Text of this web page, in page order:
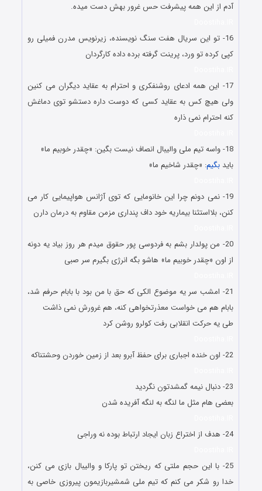
آدم از این همه پیشرفت حس غرور بهش دست میده.
16- تو این سریال هفت سنگ نویسنده، زیرنویس مدرن فمیلی رو
کپی کرده تو ورد، پرینت گرفته برده داده کارگردان
17- این همه ادعای روشنفکری و احترام به عقاید دیگران می کنین
ولی هیچ کس به عقاید کسی که دوست داره دستشو توی دماغش
کنه احترام نمی ذاره
18- واسه تیم ملی والیبال انصاف نیست بگین: «چقدر خوبیم ما»
بایدبگیم: «چقدر شاخیم ما»
19- نمی دونم چرا این خانومایی که توی آژانس هواپیمایی کار می
کنن، بلااستثنا بیماریه خود داف پنداری مزمن مقاوم به درمان دارن
20- من پولدار بشم به فردوسی پور حقوق میدم هر روز بیاد یه دونه
از اون «چقدر خوبیم ما» هاشو بگه انرژی بگیرم سر صبی
21- امشب سر یه موضوع الکی که حق با من بود با بابام حرفم شد،
بابام هم می خواست معذرتخواهی کنه، هم غرورش نمی ذاشت
طی یه حرکت انقلابی رفت کولرو روشن کرد
22- اون خنده اجباری برای حفظ آبرو بعد از زمین خوردن وحشتناکه
23- دنبال نیمه گمشدتون نگردید
بعضی هام مثل ما لنگه به لنگه آفریده شدن
24- هدف از اختراع زبان ایجاد ارتباط بوده نه وراجی
25- با این حجم ملتی که ریختن تو پارکا و والیبال بازی می کنن،
خدا رو شکر می کنم که تیم ملی شمشیربازیمون پیروزی خاصی به